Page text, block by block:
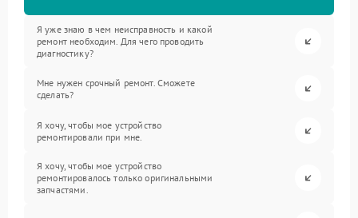
Я уже знаю в чем неисправность и какой
ремонт необходим. Для чего проводить
диагностику?
Мне нужен срочный ремонт. Сможете
сделать?
Я хочу, чтобы мое устройство
ремонтировали при мне.
Я хочу, чтобы мое устройство
ремонтировалось только оригинальными
запчастями.